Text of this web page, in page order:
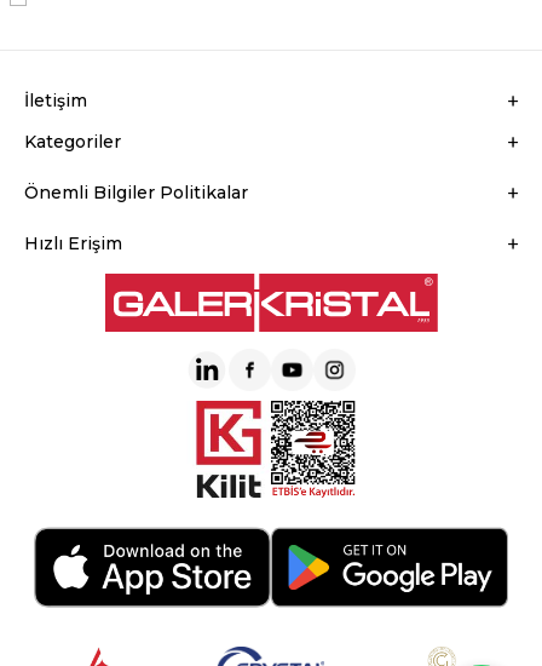
İletişim
Kategoriler
Önemli Bilgiler Politikalar
Hızlı Erişim